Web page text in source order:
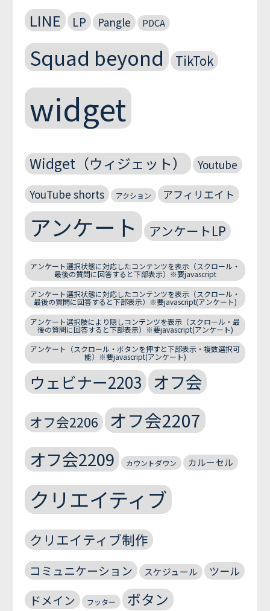
LINE LP Pangle PDCA
Squad beyond TikTok
widget
Widget（ウィジェット）
Youtube
YouTube shorts
アクション アフィリエイト
アンケート アンケートLP
アンケート選択状態に対応したコンテンツを表示（スクロール・
最後の質問に回答すると下部表示）※要javascript
アンケート選択状態に対応したコンテンツを表示（スクロール・
最後の質問に回答すると下部表示）※要javascript(アンケート)
アンケート選択肢により隠しコンテンツを表示（スクロール・最
後の質問に回答すると下部表示）※要javascript(アンケート)
アンケート（スクロール・ボタンを押すと下部表示・複数選択可
能）※要javascript(アンケート)
ウェビナー2203 オフ会
オフ会2206 オフ会2207
オフ会2209 カウントダウン カルーセル
クリエイティブ
クリエイティブ制作
コミュニケーション スケジュール ツール
ドメイン フッター ボタン